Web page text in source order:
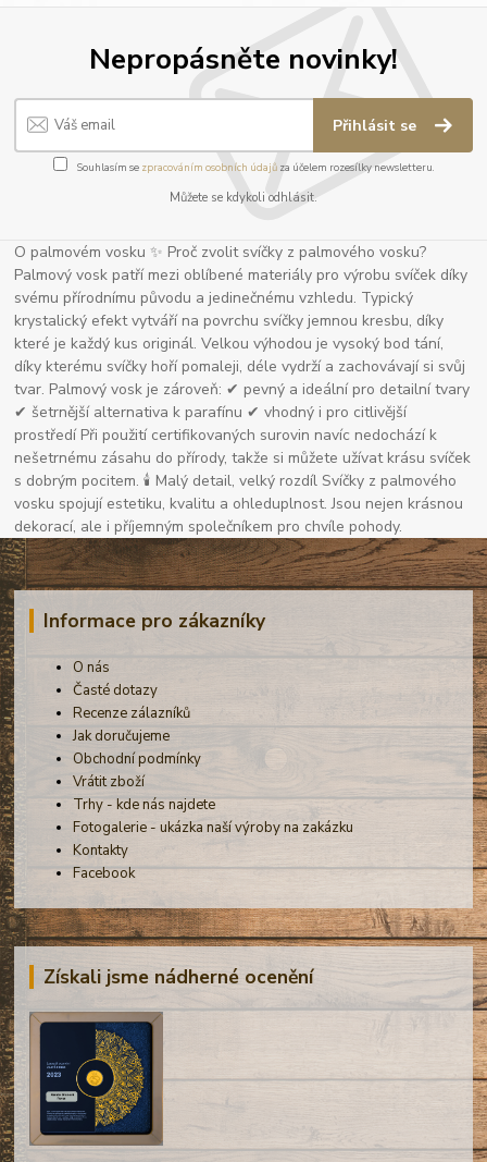
Nepropásněte novinky!
Přihlásit se
Souhlasím se zpracováním osobních údajůza účelem rozesílky newsletteru.
Můžete se kdykoli odhlásit.
O palmovém vosku ✨ Proč zvolit svíčky z palmového vosku?
Palmový vosk patří mezi oblíbené materiály pro výrobu svíček díky
svému přírodnímu původu a jedinečnému vzhledu. Typický
krystalický efekt vytváří na povrchu svíčky jemnou kresbu, díky
které je každý kus originál. Velkou výhodou je vysoký bod tání,
díky kterému svíčky hoří pomaleji, déle vydrží a zachovávají si svůj
tvar. Palmový vosk je zároveň: ✔ pevný a ideální pro detailní tvary
✔ šetrnější alternativa k parafínu ✔ vhodný i pro citlivější
prostředí Při použití certifikovaných surovin navíc nedochází k
nešetrnému zásahu do přírody, takže si můžete užívat krásu svíček
s dobrým pocitem. 🕯 Malý detail, velký rozdíl Svíčky z palmového
vosku spojují estetiku, kvalitu a ohleduplnost. Jsou nejen krásnou
dekorací, ale i příjemným společníkem pro chvíle pohody.
Informace pro zákazníky
O nás
Časté dotazy
Recenze zálazníků
Jak doručujeme
Obchodní podmínky
Vrátit zboží
Trhy - kde nás najdete
Fotogalerie - ukázka naší výroby na zakázku
Kontakty
Facebook
Získali jsme nádherné ocenění